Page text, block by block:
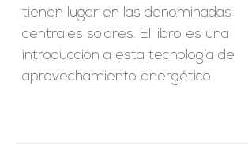
tienen lugar en las denominadas
centrales solares. El libro es una
introducción a esta tecnología de
aprovechamiento energético